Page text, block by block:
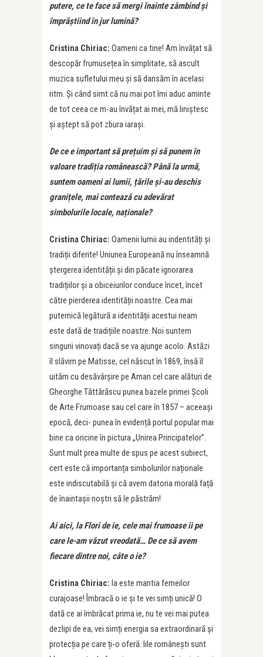
putere, ce te face să mergi înainte zâmbind și
împrăștiind în jur lumină?
Cristina Chiriac: Oameni ca tine! Am învățat să
descopăr frumusețea în simplitate, să ascult
muzica sufletului meu și să dansăm în acelasi
ritm. Și când simt că nu mai pot îmi aduc aminte
de tot ceea ce m-au învățat ai mei, mă liniștesc
și aștept să pot zbura iarași.
De ce e important să prețuim și să punem în
valoare tradiția românească? Până la urmă,
suntem oameni ai lumii, țările și-au deschis
granițele, mai contează cu adevărat
simbolurile locale, naționale?
Cristina Chiriac: Oamenii lumii au indentități și
tradiții diferite! Uniunea Europeană nu înseamnă
ștergerea identității și din păcate ignorarea
tradițiilor și a obiceiurilor conduce încet, încet
către pierderea identității noastre. Cea mai
puternică legătură a identității acestui neam
este dată de tradițiile noastre. Noi suntem
singurii vinovați dacă se va ajunge acolo. Astăzi
îl slăvim pe Matisse, cel născut în 1869, însă îl
uităm cu desăvârșire pe Aman cel care alături de
Gheorghe Tăttărăscu punea bazele primei Școli
de Arte Frumoase sau cel care în 1857 – aceeași
epocă, deci- punea în evidență portul popular mai
bine ca oricine în pictura „Unirea Principatelor”.
Sunt mult prea multe de spus pe acest subiect,
cert este că importanța simbolurilor naționale
este indiscutabilă și că avem datoria morală față
de înaintașii noștri să le păstrăm!
Ai aici, la Flori de ie, cele mai frumoase ii pe
care le-am văzut vreodată… De ce să avem
fiecare dintre noi, câte o ie?
Cristina Chiriac: Ia este mantia femeilor
curajoase! Îmbracă o ie și te vei simți unică! O
dată ce ai îmbrăcat prima ie, nu te vei mai putea
dezlipi de ea, vei simți energia sa extraordinară și
protecția pe care ți-o oferă. Iile românești sunt